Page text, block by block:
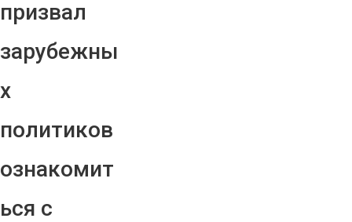
призвал
зарубежны
х
политиков
ознакомит
ься с